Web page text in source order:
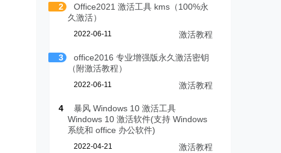
2
Office2021 激活工具 kms（100%永
久激活）
2022-06-11 激活教程
3
office2016 专业增强版永久激活密钥
（附激活教程）
2022-06-11 激活教程
4
暴风 Windows 10 激活工具
Windows 10 激活软件(支持 Windows
系统和 office 办公软件)
2022-04-21 激活教程